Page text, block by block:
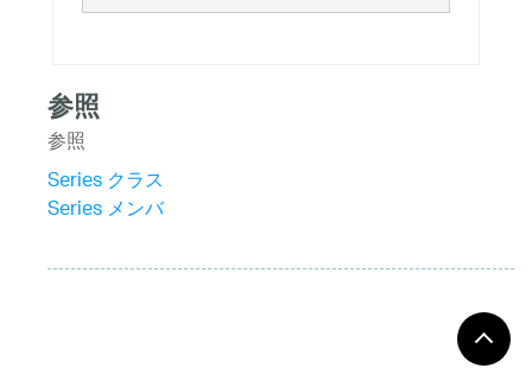
参照
参照
Series クラス
Series メンバ